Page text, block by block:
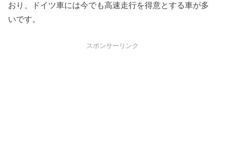
おり、ドイツ車には今でも高速走行を得意とする車が多
いです。
スポンサーリンク